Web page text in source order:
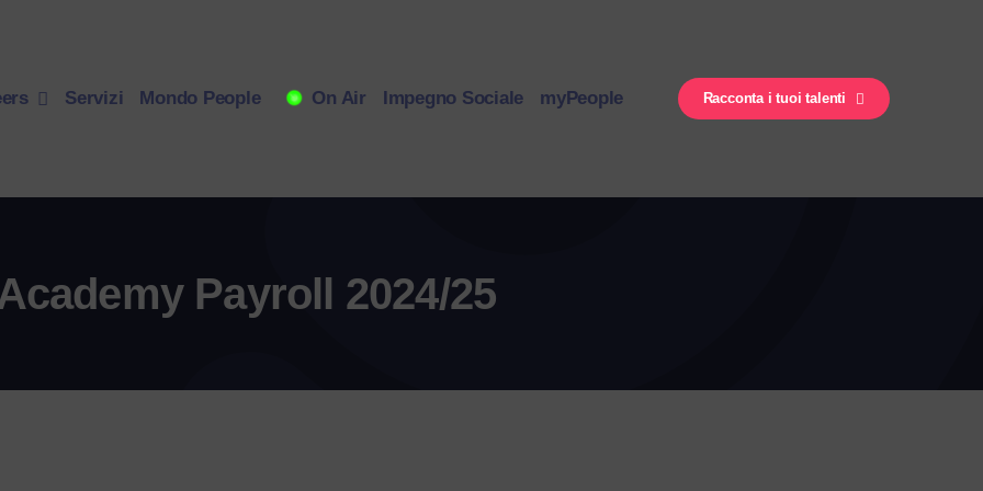
Servizi Mondo People On Air Impegno Sociale myPeople Racconta i tuoi talenti
Payroll 2024/25